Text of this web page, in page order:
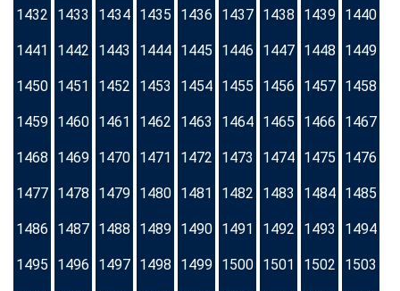
1432 1433 1434 1435 1436 1437 1438 1439 1440
1441 1442 1443 1444 1445 1446 1447 1448 1449
1450 1451 1452 1453 1454 1455 1456 1457 1458
1459 1460 1461 1462 1463 1464 1465 1466 1467
1468 1469 1470 1471 1472 1473 1474 1475 1476
1477 1478 1479 1480 1481 1482 1483 1484 1485
1486 1487 1488 1489 1490 1491 1492 1493 1494
1495 1496 1497 1498 1499 1500 1501 1502 1503